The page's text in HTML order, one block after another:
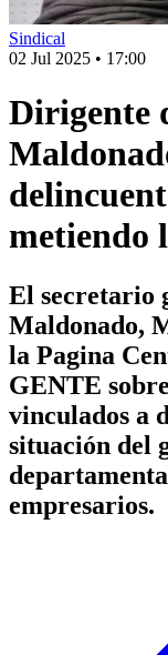
Sindical
02 Jul 2025 • 17:00
Dirigente
metiendo
El secretario
Maldonado,
la Pagina
GENTE
vinculados a
situación del
empresarios.